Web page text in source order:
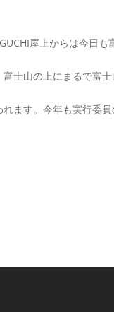
屋上からは今日も
士山の上にまるで富
ます。今年も実行委